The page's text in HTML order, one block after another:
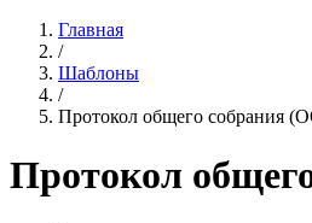
Главная
/
Шаблоны
/
Протокол общего собрания
Протокол